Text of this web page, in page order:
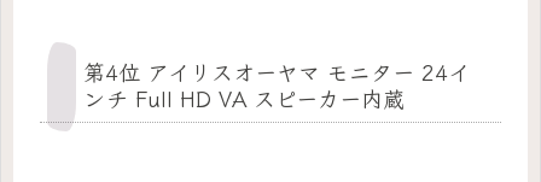
第4位 アイリスオーヤマ モニター 24イ
ンチ Full HD VA スピーカー内蔵